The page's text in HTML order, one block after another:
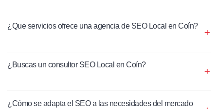
¿Que servicios ofrece una agencia de SEO Local en Coín?
¿Buscas un consultor SEO Local en Coín?
¿Cómo se adapta el SEO a las necesidades del mercado